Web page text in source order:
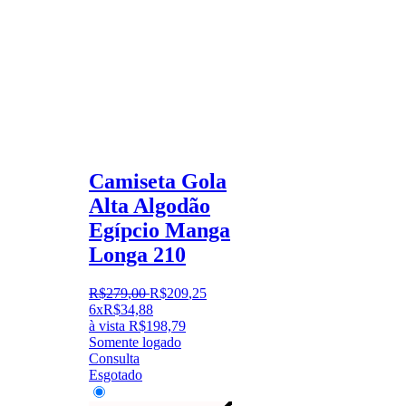
Camiseta Gola
Alta Algodão
Egípcio Manga
Longa 210
R$279,00 R$209,25
6xR$34,88
à vista R$198,79
Somente logado
Consulta
Esgotado